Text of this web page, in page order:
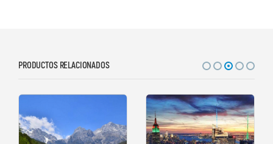
PRODUCTOS RELACIONADOS